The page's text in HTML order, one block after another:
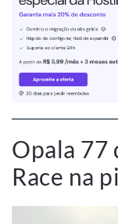
Opala 77
Race na